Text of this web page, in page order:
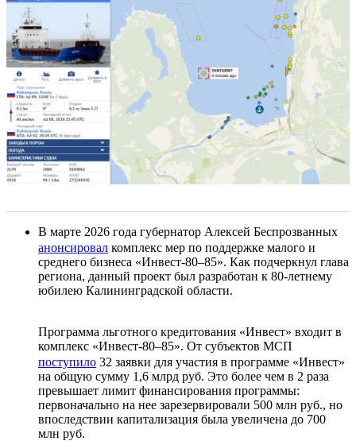
В марте 2026 года губернатор Алексей Беспрозванных
анонсировал комплекс мер по поддержке малого и
среднего бизнеса «Инвест-80–85». Как подчеркнул глава
региона, данный проект был разработан к 80-летнему
юбилею Калининградской области.
Программа льготного кредитования «Инвест» входит в
комплекс «Инвест-80–85». От субъектов МСП
поступило 32 заявки для участия в программе «Инвест»
на общую сумму 1,6 млрд руб. Это более чем в 2 раза
превышает лимит финансирования программы:
первоначально на нее зарезервировали 500 млн руб., но
впоследствии капитализация была увеличена до 700
млн руб.